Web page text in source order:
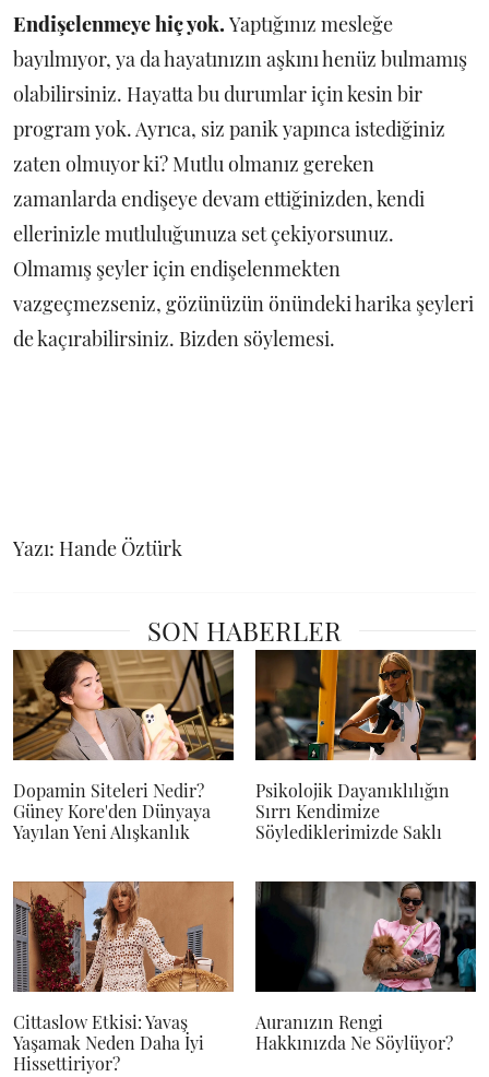
Endişelenmeye hiç yok. Yaptığınız mesleğe
bayılmıyor, ya da hayatınızın aşkını henüz bulmamış
olabilirsiniz. Hayatta bu durumlar için kesin bir
program yok. Ayrıca, siz panik yapınca istediğiniz
zaten olmuyor ki? Mutlu olmanız gereken
zamanlarda endişeye devam ettiğinizden, kendi
ellerinizle mutluluğunuza set çekiyorsunuz.
Olmamış şeyler için endişelenmekten
vazgeçmezseniz, gözünüzün önündeki harika şeyleri
de kaçırabilirsiniz. Bizden söylemesi.
Yazı: Hande Öztürk
SON HABERLER
Dopamin Siteleri Nedir?
Güney Kore'den Dünyaya
Yayılan Yeni Alışkanlık
Psikolojik Dayanıklılığın
Sırrı Kendimize
Söylediklerimizde Saklı
Cittaslow Etkisi: Yavaş
Yaşamak Neden Daha İyi
Hissettiriyor?
Auranızın Rengi
Hakkınızda Ne Söylüyor?